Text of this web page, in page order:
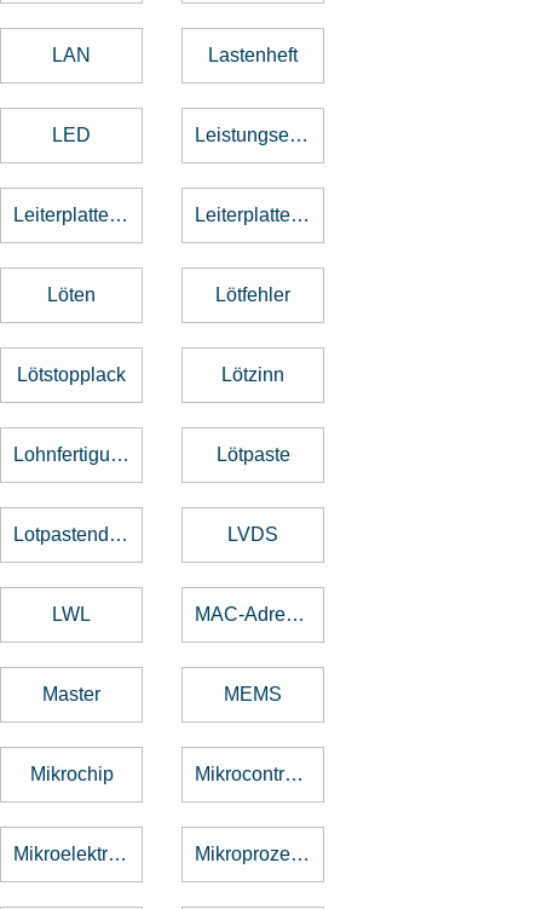
LAN Lastenheft
LED Leistungselektronik
Leiterplattenbestückung Leiterplattenentflechtung
Löten Lötfehler
Lötstopplack Lötzinn
Lohnfertigung Lötpaste
Lotpastendruck LVDS
LWL MAC-Adresse
Master MEMS
Mikrochip Mikrocontroller
Mikroelektronik Mikroprozessor